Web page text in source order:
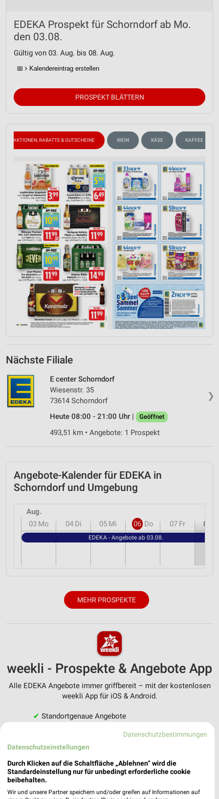
EDEKA Prospekt für Schorndorf ab Mo.
den 03.08.
Gültig von 03. Aug. bis 08. Aug.
📅 Kalendereintrag erstellen
PROSPEKT BLÄTTERN
AKTIONEN, RABATTE & GUTSCHEINE WEIN KÄSE KAFFEE
Nächste Filiale
❯
E center Schorndorf
Wiesenstr. 35
73614 Schorndorf
Heute 08:00 - 21:00 Uhr |
Geöffnet
493,51 km • Angebote: 1 Prospekt
Angebote-Kalender für EDEKA in
Schorndorf und Umgebung
Aug.
03 Mo 04 Di 05 Mi 06 Do 07 Fr 08
EDEKA - Angebote ab 03.08.
MEHR PROSPEKTE
weekli - Prospekte & Angebote App
Alle EDEKA Angebote immer griffbereit – mit der kostenlosen
weekli App für iOS & Android.
✔ Standortgenaue Angebote
Push-Benachrichtigungen bei neuen Prospekten
✔Einkaufsliste - Einkauf stressfrei planen
JETZT LADEN UND SPAREN!
Datenschutzbestimmungen
Datenschutzeinstellungen
Durch Klicken auf die Schaltfläche „Ablehnen“ wird die
Standardeinstellung nur für unbedingt erforderliche cookie
beibehalten.
Wir und unsere Partner speichern und/oder greifen auf Informationen auf